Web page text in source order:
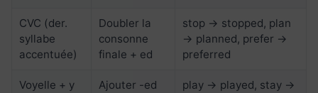
CVC (der.
syllabe
accentuée)
Doubler la
consonne
finale + ed
stop → stopped, plan
→ planned, prefer →
preferred
Voyelle + y
Ajouter -ed
play → played, stay →